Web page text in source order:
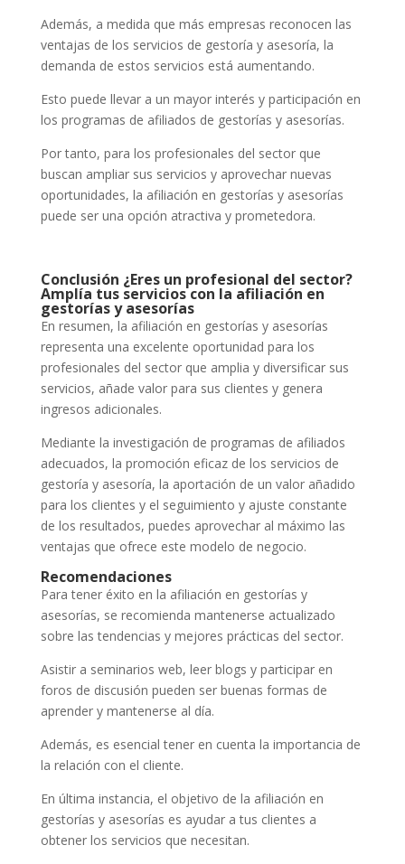
Además, a medida que más empresas reconocen las
ventajas de los servicios de gestoría y asesoría, la
demanda de estos servicios está aumentando.
Esto puede llevar a un mayor interés y participación en
los programas de afiliados de gestorías y asesorías.
Por tanto, para los profesionales del sector que
buscan ampliar sus servicios y aprovechar nuevas
oportunidades, la afiliación en gestorías y asesorías
puede ser una opción atractiva y prometedora.
Conclusión ¿Eres un profesional del sector?
Amplía tus servicios con la afiliación en
gestorías y asesorías
En resumen, la afiliación en gestorías y asesorías
representa una excelente oportunidad para los
profesionales del sector que amplia y diversificar sus
servicios, añade valor para sus clientes y genera
ingresos adicionales.
Mediante la investigación de programas de afiliados
adecuados, la promoción eficaz de los servicios de
gestoría y asesoría, la aportación de un valor añadido
para los clientes y el seguimiento y ajuste constante
de los resultados, puedes aprovechar al máximo las
ventajas que ofrece este modelo de negocio.
Recomendaciones
Para tener éxito en la afiliación en gestorías y
asesorías, se recomienda mantenerse actualizado
sobre las tendencias y mejores prácticas del sector.
Asistir a seminarios web, leer blogs y participar en
foros de discusión pueden ser buenas formas de
aprender y mantenerse al día.
Además, es esencial tener en cuenta la importancia de
la relación con el cliente.
En última instancia, el objetivo de la afiliación en
gestorías y asesorías es ayudar a tus clientes a
obtener los servicios que necesitan.